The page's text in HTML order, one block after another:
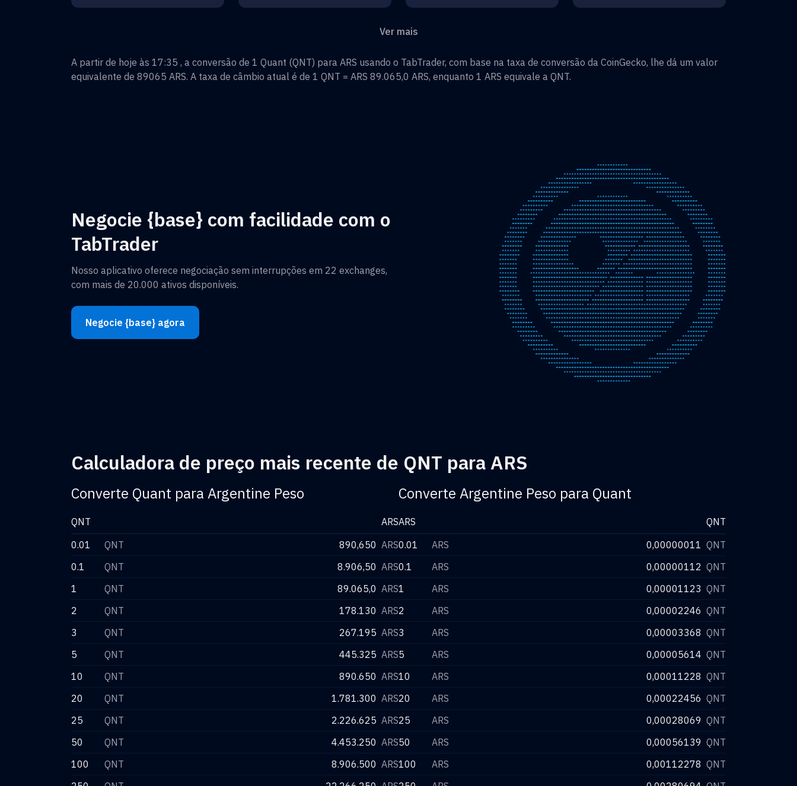
Ver mais
A partir de hoje às 17:35 , a conversão de 1 Quant (QNT) para ARS usando o TabTrader, com base na taxa de conversão da CoinGecko, lhe dá um valor
equivalente de 89065 ARS. A taxa de câmbio atual é de 1 QNT = ARS 89.065,0 ARS, enquanto 1 ARS equivale a QNT.
Negocie {base} com facilidade com o
TabTrader
Nosso aplicativo oferece negociação sem interrupções em 22 exchanges,
com mais de 20.000 ativos disponíveis.
Negocie {base} agora
Calculadora de preço mais recente de QNT para ARS
Converte Quant para Argentine Peso
QNT
ARS
0.01
QNT 890,650 ARS
0.1
QNT 8.906,50 ARS
1
QNT 89.065,0 ARS
2
QNT 178.130 ARS
3
QNT 267.195 ARS
5
QNT 445.325 ARS
10
QNT 890.650 ARS
20
QNT 1.781.300 ARS
25
QNT 2.226.625 ARS
50
QNT 4.453.250 ARS
100
QNT 8.906.500 ARS
Converte Argentine Peso para Quant
ARS
QNT
0.01
ARS 0,00000011 QNT
0.1
ARS 0,00000112 QNT
1
ARS 0,00001123 QNT
2
ARS 0,00002246 QNT
3
ARS 0,00003368 QNT
5
ARS 0,00005614 QNT
10
ARS 0,00011228 QNT
20
ARS 0,00022456 QNT
25
ARS 0,00028069 QNT
50
ARS 0,00056139 QNT
100
ARS 0,00112278 QNT